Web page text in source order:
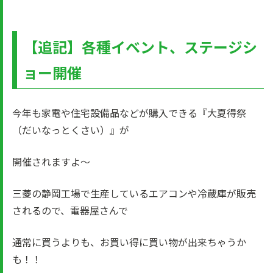
【追記】各種イベント、ステージシ
ョー開催
今年も家電や住宅設備品などが購入できる『大夏得祭
（だいなっとくさい）』が
開催されますよ～
三菱の静岡工場で生産しているエアコンや冷蔵庫が販売
されるので、電器屋さんで
通常に買うよりも、お買い得に買い物が出来ちゃうか
も！！